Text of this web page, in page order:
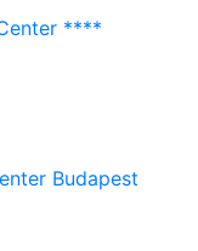
****
Budapest